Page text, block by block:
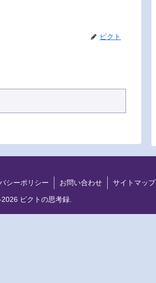
ピクト
シーポリシー お問い合わせ サイトマップ
ピクトの思考録.